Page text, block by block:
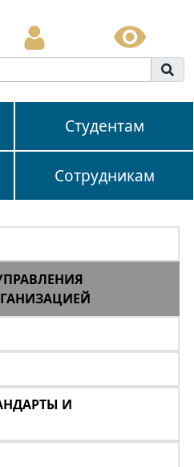
Студентам
Сотрудникам
И